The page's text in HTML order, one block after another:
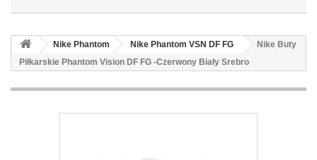
Nike Phantom Nike Phantom VSN DF FG
Nike Buty
Piłkarskie Phantom Vision DF FG -Czerwony Biały Srebro